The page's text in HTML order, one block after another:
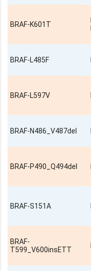
BRAF-K601T
BRAF-L485F
BRAF-L597V
BRAF-N486_V487del
BRAF-P490_Q494del
BRAF-S151A
BRAF-
T599_V600insETT